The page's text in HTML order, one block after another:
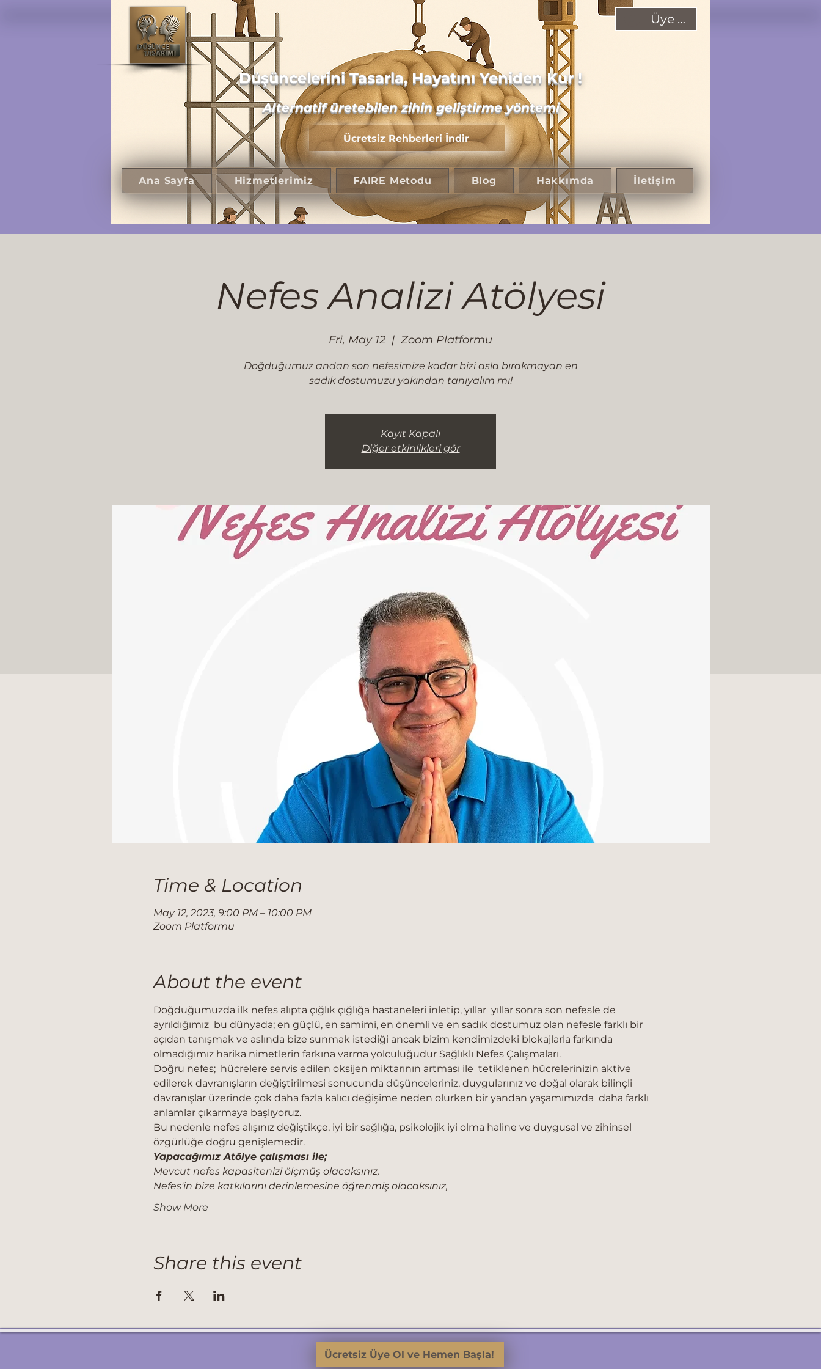
Üye Ol!
Düşüncelerini Tasarla, Hayatını Yeniden Kur !
Alternatif üretebilen zihin geliştirme yöntemi
Ücretsiz Rehberleri İndir
Ana Sayfa Hizmetlerimiz FAIRE Metodu Blog Hakkımda İletişim
Nefes Analizi Atölyesi
Fri, May 12
  |
Zoom Platformu
Doğduğumuz andan son nefesimize kadar bizi asla bırakmayan en
sadık dostumuzu yakından tanıyalım mı!
Kayıt Kapalı
Diğer etkinlikleri gör
Time & Location
May 12, 2023, 9:00 PM – 10:00 PM
Zoom Platformu
About the event
Doğduğumuzda ilk nefes alıpta çığlık çığlığa hastaneleri inletip, yıllar  yıllar sonra son nefesle de
ayrıldığımız  bu dünyada; en güçlü, en samimi, en önemli ve en sadık dostumuz olan nefesle farklı bir
açıdan tanışmak ve aslında bize sunmak istediği ancak bizim kendimizdeki blokajlarla farkında
olmadığımız harika nimetlerin farkına varma yolculuğudur Sağlıklı Nefes Çalışmaları.
Doğru nefes;  hücrelere servis edilen oksijen miktarının artması ile  tetiklenen hücrelerinizin aktive
edilerek davranışların değiştirilmesi sonucunda düşünceleriniz, duygularınız ve doğal olarak bilinçli
davranışlar üzerinde çok daha fazla kalıcı değişime neden olurken bir yandan yaşamımızda  daha farklı
anlamlar çıkarmaya başlıyoruz.
Bu nedenle nefes alışınız değiştikçe, iyi bir sağlığa, psikolojik iyi olma haline ve duygusal ve zihinsel
özgürlüğe doğru genişlemedir.
Yapacağımız Atölye çalışması ile;
Mevcut nefes kapasitenizi ölçmüş olacaksınız,
Nefes'in bize katkılarını derinlemesine öğrenmiş olacaksınız,
Show More
Share this event
Ücretsiz Üye Ol ve Hemen Başla!